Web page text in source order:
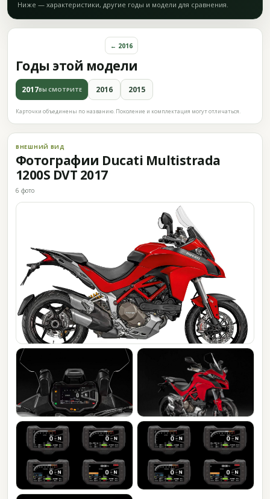
Ниже — характеристики, другие годы и модели для сравнения.
Годы этой модели
← 2016
2017ВЫ СМОТРИТЕ 2016 2015
Карточки объединены по названию. Поколение и комплектация могут отличаться.
ВНЕШНИЙ ВИД
Фотографии Ducati Multistrada
1200S DVT 2017
6 фото